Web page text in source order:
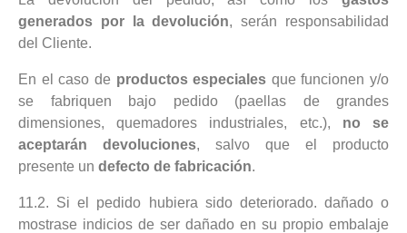
generados por la devolución, serán responsabilidad
del Cliente.
En el caso de productos especiales que funcionen y/o
se fabriquen bajo pedido (paellas de grandes
dimensiones, quemadores industriales, etc.), no se
aceptarán devoluciones, salvo que el producto
presente un defecto de fabricación.
11.2. Si el pedido hubiera sido deteriorado. dañado o
mostrase indicios de ser dañado en su propio embalaje